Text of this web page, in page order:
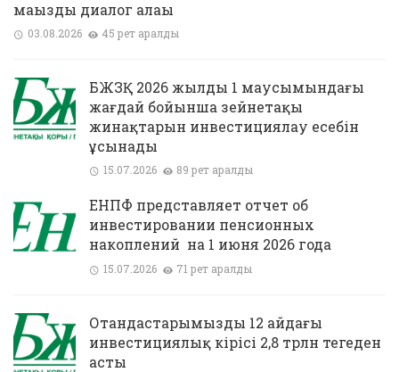
маңызды диалог алаңы
03.08.2026 45 рет қаралды
БЖЗҚ 2026 жылдың 1 маусымындағы
жағдай бойынша зейнетақы
жинақтарын инвестициялау есебін
ұсынады
15.07.2026 89 рет қаралды
ЕНПФ представляет отчет об
инвестировании пенсионных
накоплений на 1 июня 2026 года
15.07.2026 71 рет қаралды
Отандастарымыздың 12 айдағы
инвестициялық кірісі 2,8 трлн теңгеден
асты